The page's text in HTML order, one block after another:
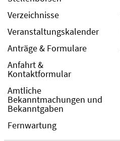
Verzeichnisse
Veranstaltungskalender
Anträge & Formulare
Anfahrt &
Kontaktformular
Amtliche
Bekanntmachungen und
Bekanntgaben
Fernwartung